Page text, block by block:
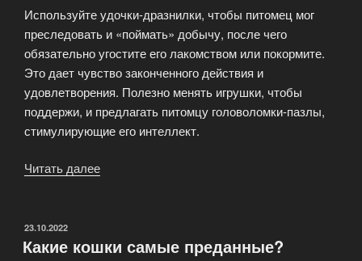
Используйте удочки-дразнилки, чтобы питомец мог
преследовать и «поймать» добычу, после чего
обязательно угостите его лакомством или покормите.
Это дает чувство законченного действия и
удовлетворения. Полезно менять игрушки, чтобы
поддержи, и предлагать питомцу головоломки-пазлы,
стимулирующие его интеллект.
Читать далее
ОПУБЛИКОВАНО
23.10.2022
Какие кошки самые преданные?